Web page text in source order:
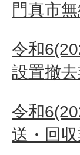
門真市
令和
設置撤
令和
送・回